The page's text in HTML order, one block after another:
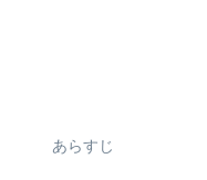
あらすじ